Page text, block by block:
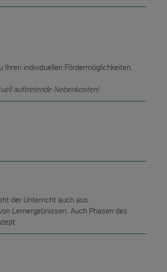
individuellen Fördermöglichkeiten.
auftretende Nebenkosten!
der Unterricht auch aus
Lernergebnissen. Auch Phasen des